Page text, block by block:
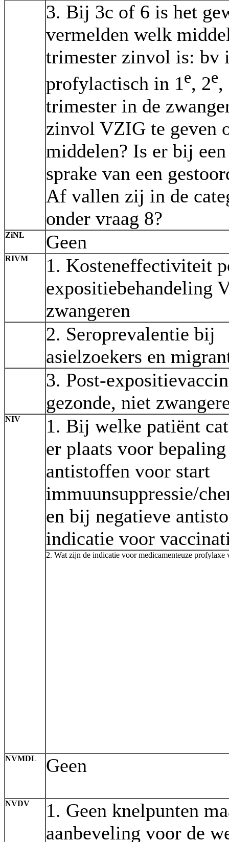
3. Bij 3c of 6 is het
vermelden welk
trimester zinvol is: bv
profylactisch in 1e, 2e,
trimester in de
zinvol VZIG te geven
middelen? Is er bij
sprake van een
Af vallen zij in de
onder vraag 8?
ZiNL Geen
RIVM
1. Kosteneffectiviteit
expositiebehandeling
zwangeren
2. Seroprevalentie bij
asielzoekers en
3. Post-
gezonde, niet
NIV
1. Bij welke patiënt
er plaats voor
antistoffen voor start
immuunsuppressie/
en bij negatieve
indicatie voor
2. Wat zijn de indicatie voor medicamenteuze profylaxe
NVMDL Geen
NVDV
1. Geen knelpunten
aanbeveling voor de